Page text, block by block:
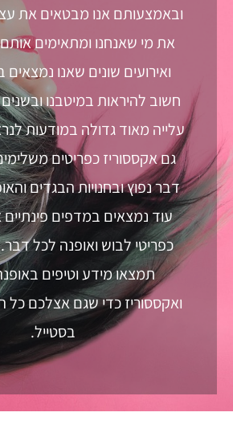
ובאמצעותם אנו מבטאים את
את מי שאנחנו ומתאימים אותם
ואירועים שונים שאנו נמצאים
חשוב להיראות במיטבנו
עלייה מאוד גדולה במודעות
גם אקססוריז כפריטים
דבר נפוץ ובחנויות הבגדים
עוד נמצאים במדפים פינתיים
כפריטי לבוש ואופנה לכל
תמצאו מידע וטיפים
ואקססוריז כדי שגם אצלכם כל
בסטייל.